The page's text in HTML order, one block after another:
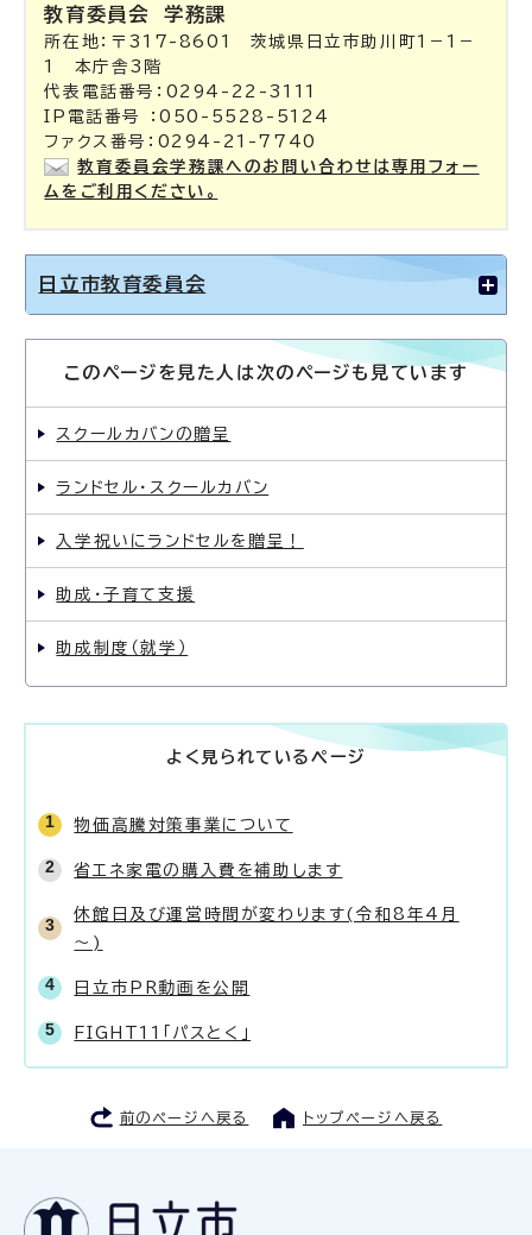
教育委員会学務課
所在地：〒317-8601 茨城県日立市助川町1－1－
1 本庁舎3階
代表電話番号：0294-22-3111
IP電話番号 ：050-5528-5124
ファクス番号：0294-21-7740
教育委員会学務課へのお問い合わせは専用フォー
ムをご利用ください。
日立市教育委員会
このページを見た人は次のページも見ています
スクールカバンの贈呈
ランドセル・スクールカバン
入学祝いにランドセルを贈呈！
助成・子育て支援
助成制度（就学）
よく見られているページ
物価高騰対策事業について
省エネ家電の購入費を補助します
休館日及び運営時間が変わります(令和8年4月
～)
日立市PR動画を公開
FIGHT11「パスとく」
前のページへ戻る トップページへ戻る